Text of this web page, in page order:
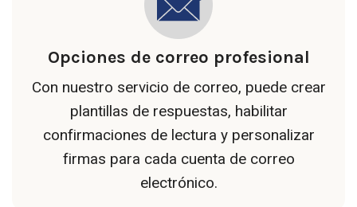
Opciones de correo profesional
Con nuestro servicio de correo, puede crear
plantillas de respuestas, habilitar
confirmaciones de lectura y personalizar
firmas para cada cuenta de correo
electrónico.